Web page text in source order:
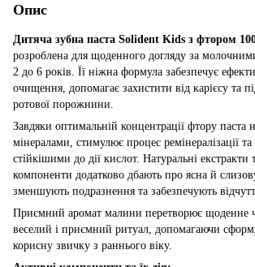
Опис
Дитяча зубна паста Solident Kids з фтором
розроблена для щоденного догляду за
2 до 6 років. Її ніжна формула забезпечує
очищення, допомагає захистити від карієсу та
ротової порожнини.
Завдяки оптимальній концентрації фтору паста
мінералами, стимулює процес ремінералізації
стійкішими до дії кислот. Натуральні екстракти
компоненти додатково дбають про ясна й
зменшують подразнення та забезпечують
Приємний аромат малини перетворює щоденне
веселий і приємний ритуал, допомагаючи
корисну звичку з раннього віку.